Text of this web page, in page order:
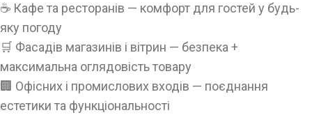
☕ Кафе та ресторанів — комфорт для гостей у будь-
яку погоду
🛒 Фасадів магазинів і вітрин — безпека +
максимальна оглядовість товару
🏢 Офісних і промислових входів — поєднання
естетики та функціональності